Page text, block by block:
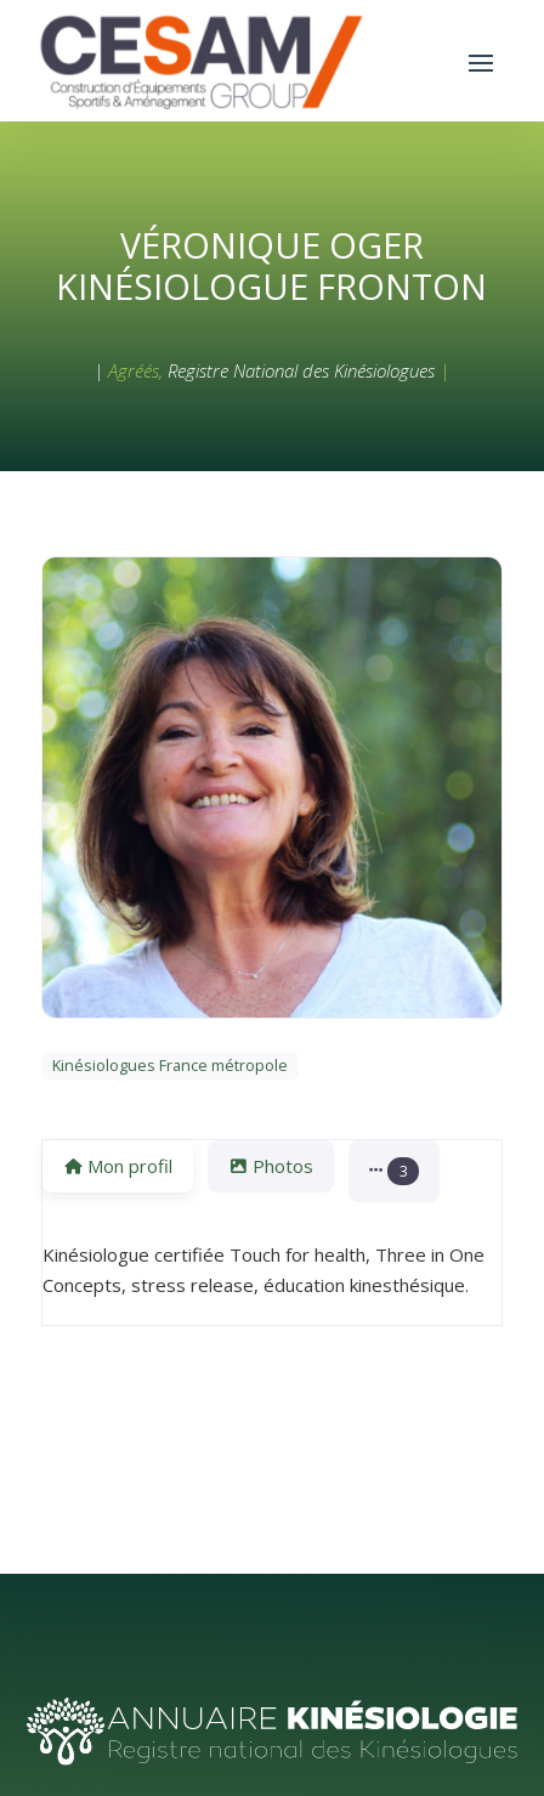
VÉRONIQUE OGER
KINÉSIOLOGUE FRONTON
|Agréés, Registre National des Kinésiologues |
Kinésiologues France métropole
Mon profil Photos 3
Kinésiologue certifiée Touch for health, Three in One
Concepts, stress release, éducation kinesthésique.